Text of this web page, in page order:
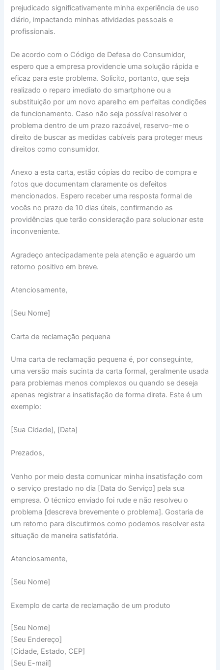
prejudicado significativamente minha experiência de uso
diário, impactando minhas atividades pessoais e
profissionais.
De acordo com o Código de Defesa do Consumidor,
espero que a empresa providencie uma solução rápida e
eficaz para este problema. Solicito, portanto, que seja
realizado o reparo imediato do smartphone ou a
substituição por um novo aparelho em perfeitas condições
de funcionamento. Caso não seja possível resolver o
problema dentro de um prazo razoável, reservo-me o
direito de buscar as medidas cabíveis para proteger meus
direitos como consumidor.
Anexo a esta carta, estão cópias do recibo de compra e
fotos que documentam claramente os defeitos
mencionados. Espero receber uma resposta formal de
vocês no prazo de 10 dias úteis, confirmando as
providências que terão consideração para solucionar este
inconveniente.
Agradeço antecipadamente pela atenção e aguardo um
retorno positivo em breve.
Atenciosamente,
[Seu Nome]
Carta de reclamação pequena
Uma carta de reclamação pequena é, por conseguinte,
uma versão mais sucinta da carta formal, geralmente usada
para problemas menos complexos ou quando se deseja
apenas registrar a insatisfação de forma direta. Este é um
exemplo:
[Sua Cidade], [Data]
Prezados,
Venho por meio desta comunicar minha insatisfação com
o serviço prestado no dia [Data do Serviço] pela sua
empresa. O técnico enviado foi rude e não resolveu o
problema [descreva brevemente o problema]. Gostaria de
um retorno para discutirmos como podemos resolver esta
situação de maneira satisfatória.
Atenciosamente,
[Seu Nome]
Exemplo de carta de reclamação de um produto
[Seu Nome]
[Seu Endereço]
[Cidade, Estado, CEP]
[Seu E-mail]